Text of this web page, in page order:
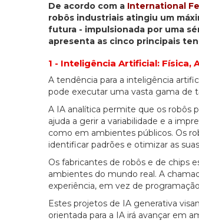
De acordo com a International
robôs industriais atingiu um
futura - impulsionada por uma
apresenta as cinco principais
1 - Inteligência Artificial: Física,
A tendência para a inteligência
pode executar uma vasta gama de
A IA analítica permite que os robôs
ajuda a gerir a variabilidade e a
como em ambientes públicos. Os
identificar padrões e otimizar as
Os fabricantes de robôs e de chips
ambientes do mundo real. A
experiência, em vez de
Estes projetos de IA generativa
orientada para a IA irá avançar em